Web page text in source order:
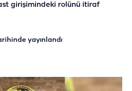
girişimindeki rolünü itiraf
yayınlandı